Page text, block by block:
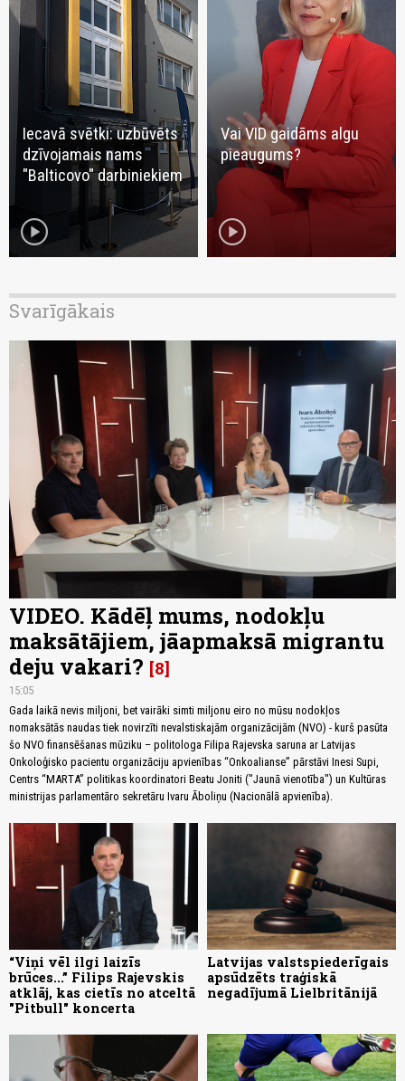
Iecavā svētki: uzbūvēts
dzīvojamais nams
"Balticovo" darbiniekiem
play_circle
Vai VID gaidāms algu
pieaugums?
play_circle
Svarīgākais
VIDEO. Kādēļ mums, nodokļu
maksātājiem, jāapmaksā migrantu
deju vakari? 8
15:05
Gada laikā nevis miljoni, bet vairāki simti miljonu eiro no mūsu nodokļos
nomaksātās naudas tiek novirzīti nevalstiskajām organizācijām (NVO) - kurš pasūta
šo NVO finansēšanas mūziku – politologa Filipa Rajevska saruna ar Latvijas
Onkoloģisko pacientu organizāciju apvienības “Onkoalianse” pārstāvi Inesi Supi,
Centrs “MARTA” politikas koordinatori Beatu Joniti ("Jaunā vienotība") un Kultūras
ministrijas parlamentāro sekretāru Ivaru Āboliņu (Nacionālā apvienība).
“Viņi vēl ilgi laizīs
brūces...” Filips Rajevskis
atklāj, kas cietīs no atceltā
"Pitbull" koncerta
Latvijas valstspiederīgais
apsūdzēts traģiskā
negadījumā Lielbritānijā